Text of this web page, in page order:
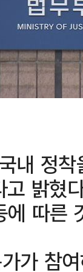
내 정
밝혔
에 따른
가 참